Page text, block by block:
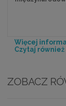
Więcej
Czytaj również
ZOBACZ